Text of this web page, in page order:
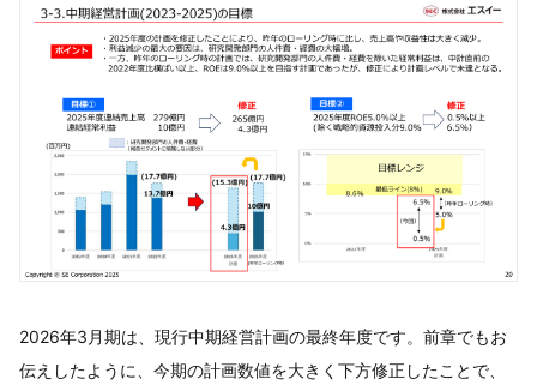
2026年3月期は、現行中期経営計画の最終年度です。前章でもお
伝えしたように、今期の計画数値を大きく下方修正したことで、